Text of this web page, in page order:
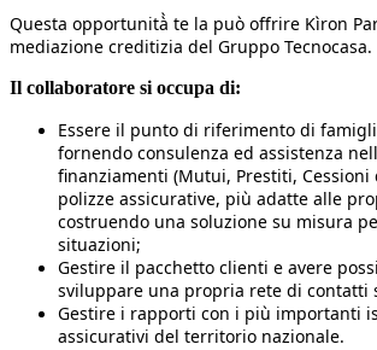
Questa opportunità̀ te la può offrire Kìron
mediazione creditizia del Gruppo Tecnocasa.
Il collaboratore si occupa di:
Essere il punto di riferimento di
fornendo consulenza ed assistenza
finanziamenti (Mutui, Prestiti, Cessioni
polizze assicurative, più adatte alle
costruendo una soluzione su misura
situazioni;
Gestire il pacchetto clienti e avere
sviluppare una propria rete di contatti
Gestire i rapporti con i più importanti
assicurativi del territorio nazionale.